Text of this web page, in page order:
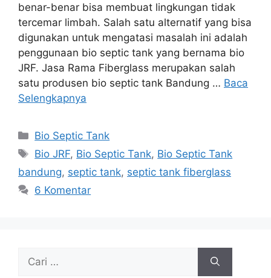
benar-benar bisa membuat lingkungan tidak
tercemar limbah. Salah satu alternatif yang bisa
digunakan untuk mengatasi masalah ini adalah
penggunaan bio septic tank yang bernama bio
JRF. Jasa Rama Fiberglass merupakan salah
satu produsen bio septic tank Bandung … Baca
Selengkapnya
Kategori
Bio Septic Tank
Tag
Bio JRF, Bio Septic Tank, Bio Septic Tank
bandung, septic tank, septic tank fiberglass
6 Komentar
untuk: